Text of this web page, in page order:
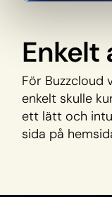
Enkelt
För Buzzcloud
enkelt skulle
ett lätt och
sida på